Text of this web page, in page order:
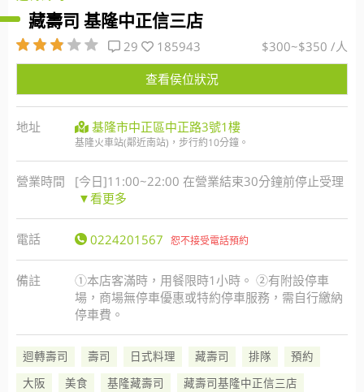
藏壽司 基隆中正信三店
29 185943
$300~$350 /人
查看侯位狀況
地址 基隆市中正區中正路3號1樓
基隆火車站(鄰近南站)，步行約10分鐘。
營業時間
[今日]11:00~22:00 在營業結束30分鐘前停止受理
▼看更多
電話 0224201567 恕不接受電話預約
備註
①本店客滿時，用餐限時1小時。 ②有附設停車
場，商場無停車優惠或特約停車服務，需自行繳納
停車費。
迴轉壽司 壽司 日式料理 藏壽司 排隊
預約
大阪
美食 基隆藏壽司
藏壽司基隆中正信三店